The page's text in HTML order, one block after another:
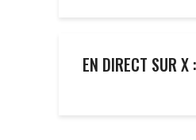
EN DIRECT SUR X :